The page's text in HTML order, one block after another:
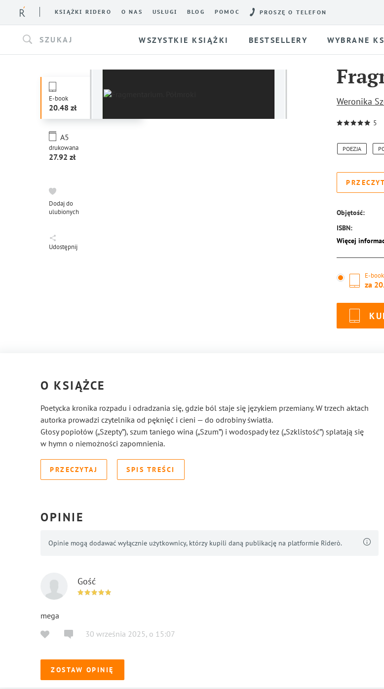
KSIĄŻKI RIDERO O NAS USŁUGI BLOG POMOC PROSZĘ O TELEFON
SZUKAJ WSZYSTKIE KSIĄŻKI BESTSELLERY WYBRANE
E-book
20.48
drukowana
A5
27.92
Dodaj do
ulubionych
Udostępnij
Weronika
5
POEZJA
Objętość:
ISBN:
Więcej
E-book
za
O KSIĄŻCE
Poetycka kronika rozpadu i odradzania się, gdzie ból staje się językiem przemiany. W trzech aktach
autorka prowadzi czytelnika od pęknięć i cieni — do odrobiny światła.
Głosy popiołów („Szepty”), szum taniego wina („Szum”) i wodospady łez („Szklistość”) splatają się
w hymn o niemożności zapomnienia.
PRZECZYTAJ SPIS TREŚCI
OPINIE
Opinie mogą dodawać wyłącznie użytkownicy, którzy kupili daną publikację na platformie Riderò.
Gość
mega
30 września 2025, o 15:07
ZOSTAW OPINIĘ